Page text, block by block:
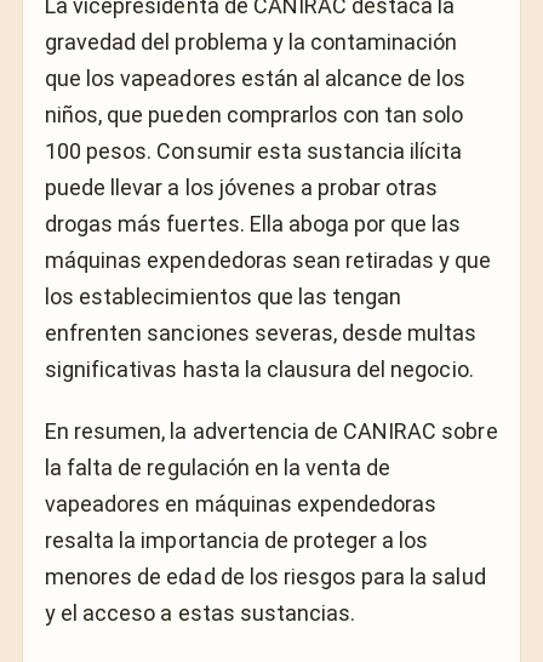
La vicepresidenta de CANIRAC destaca la
gravedad del problema y la contaminación
que los vapeadores están al alcance de los
niños, que pueden comprarlos con tan solo
100 pesos. Consumir esta sustancia ilícita
puede llevar a los jóvenes a probar otras
drogas más fuertes. Ella aboga por que las
máquinas expendedoras sean retiradas y que
los establecimientos que las tengan
enfrenten sanciones severas, desde multas
significativas hasta la clausura del negocio.
En resumen, la advertencia de CANIRAC sobre
la falta de regulación en la venta de
vapeadores en máquinas expendedoras
resalta la importancia de proteger a los
menores de edad de los riesgos para la salud
y el acceso a estas sustancias.